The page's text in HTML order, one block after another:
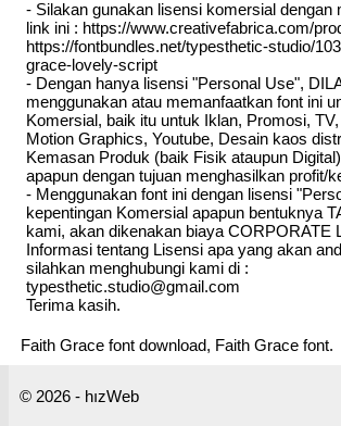
- Silakan gunakan lisensi komersial dengan
link ini : https://www.creativefabrica.com/
https://fontbundles.net/typesthetic-studio/
grace-lovely-script
- Dengan hanya lisensi "Personal Use",
menggunakan atau memanfaatkan font ini
Komersial, baik itu untuk Iklan, Promosi,
Motion Graphics, Youtube, Desain kaos
Kemasan Produk (baik Fisik ataupun
apapun dengan tujuan menghasilkan profit/
- Menggunakan font ini dengan lisensi
kepentingan Komersial apapun bentuknya
kami, akan dikenakan biaya CORPORATE
Informasi tentang Lisensi apa yang akan
silahkan menghubungi kami di :
typesthetic.studio@gmail.com
Terima kasih.
Faith Grace font download, Faith Grace font.
© 2026 - hızWeb